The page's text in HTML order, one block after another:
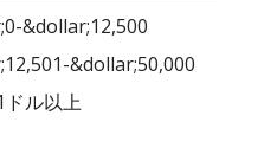
&dollar;12,500
&dollar;50,000
ドル以上